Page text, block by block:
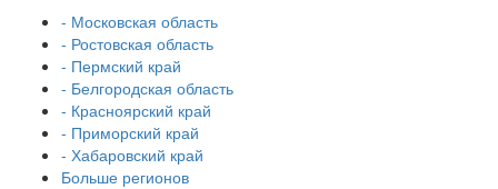
- Московская область
- Ростовская область
- Пермский край
- Белгородская область
- Красноярский край
- Приморский край
- Хабаровский край
Больше регионов